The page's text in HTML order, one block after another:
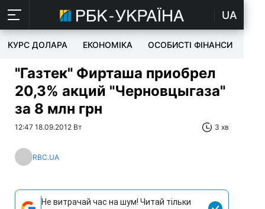
UA
КУРС ДОЛАРА ЕКОНОМІКА ОСОБИСТІ ФІНАНСИ
"Газтек" Фирташа приобрел
20,3% акций "Черновцыгаза"
за 8 млн грн
12:47 18.09.2012 Вт 3 хв
RBC.UA
Не витрачай час на шум! Читай тільки